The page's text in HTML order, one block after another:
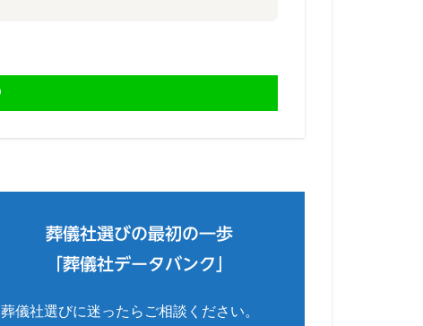
葬儀社選びの最初の一歩
「葬儀社データバンク」
葬儀社選びに迷ったらご相談ください。